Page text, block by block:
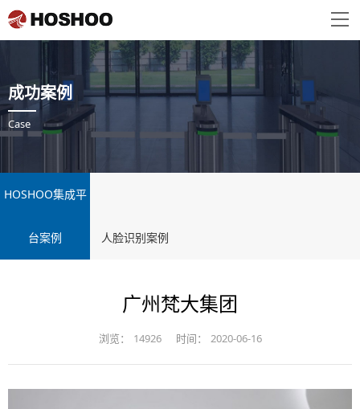
成功案例
Case
HOSHOO集成平
台案例 人脸识别案例
广州梵大集团
浏览： 14926 时间： 2020-06-16